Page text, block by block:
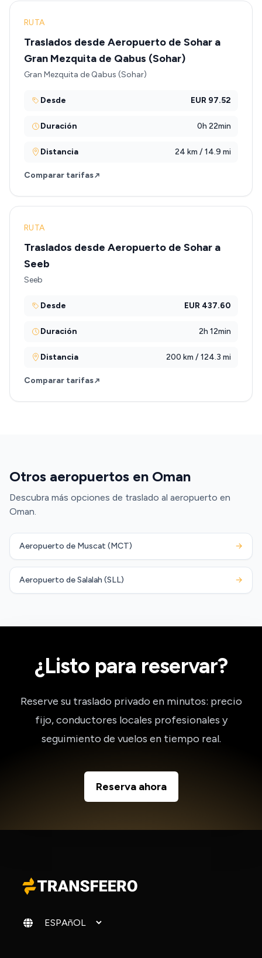
RUTA
Traslados desde Aeropuerto de Sohar a
Gran Mezquita de Qabus (Sohar)
Gran Mezquita de Qabus (Sohar)
Desde EUR 97.52
Duración 0h 22min
Distancia 24 km / 14.9 mi
Comparar tarifas
RUTA
Traslados desde Aeropuerto de Sohar a
Seeb
Seeb
Desde EUR 437.60
Duración 2h 12min
Distancia 200 km / 124.3 mi
Comparar tarifas
Otros aeropuertos en Oman
Descubra más opciones de traslado al aeropuerto en
Oman.
Aeropuerto de Muscat (MCT) →
Aeropuerto de Salalah (SLL) →
¿Listo para reservar?
Reserve su traslado privado en minutos: precio
fijo, conductores locales profesionales y
seguimiento de vuelos en tiempo real.
Reserva ahora
Cambiar idioma